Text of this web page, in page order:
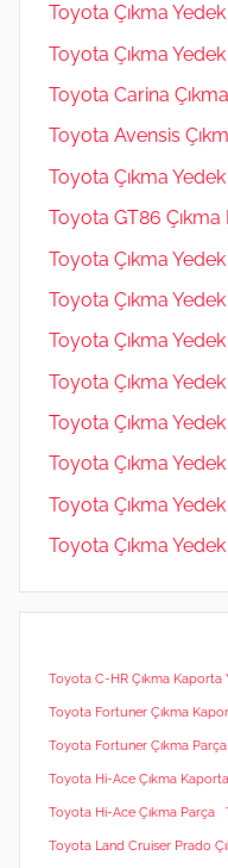
Toyota Çıkma
Toyota Çıkma
Toyota Carina
Toyota Avensis
Toyota Çıkma
Toyota GT86
Toyota Çıkma
Toyota Çıkma
Toyota Çıkma
Toyota Çıkma
Toyota Çıkma
Toyota Çıkma
Toyota Çıkma
Toyota Çıkma
Toyota C-HR Çıkma Kaporta
Toyota Fortuner Çıkma
Toyota Fortuner Çıkma Parça
Toyota Hi-Ace Çıkma
Toyota Hi-Ace Çıkma Parça
Toyota Land Cruiser Prado